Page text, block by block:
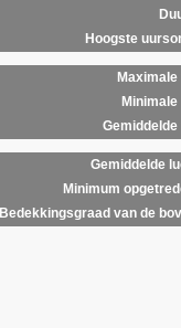
Hoogste
Gemiddelde
Minimum
Bedekkingsgraad van de